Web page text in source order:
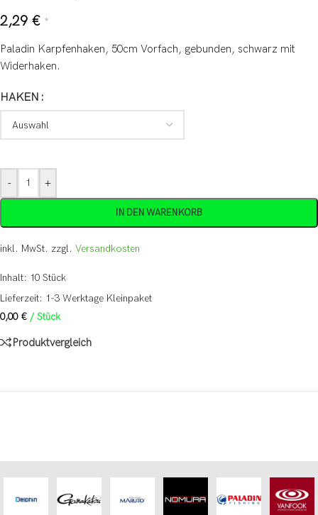
2,29 € *
Paladin Karpfenhaken, 50cm Vorfach, gebunden, schwarz mit
Widerhaken.
HAKEN
- +
IN DEN WARENKORB
inkl. MwSt. zzgl. Versandkosten
Inhalt: 10 Stück
Lieferzeit: 1-3 Werktage Kleinpaket
0,00 € / Stück
Produktvergleich